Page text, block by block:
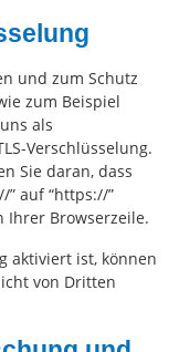
und zum Schutz
zum Beispiel
als
Verschlüsselung.
Sie daran, dass
auf “https://”
Ihrer Browserzeile.
aktiviert ist, können
von Dritten